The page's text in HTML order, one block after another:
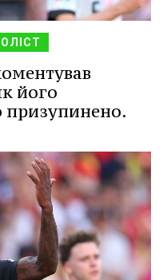
його
призупинено.